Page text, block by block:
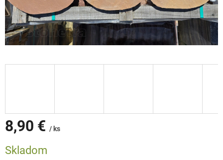
8,90 € / ks
cena:
Skladom